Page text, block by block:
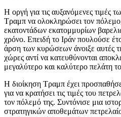
Η οργή για τις αυξανόμενες τιμές
Τραμπ να ολοκληρώσει τον
εκατοντάδων εκατομμυρίων
χρόνο. Επειδή το Ιράν πουλούσε
άρση των κυρώσεων άνοιξε αυτές
χώρες αντί να κατευθύνονται
μεγαλύτερο και καλύτερο πελάτη
Η διοίκηση Τραμπ έχει
για να κρατήσει τις τιμές του
τον πόλεμό της. Συντόνισε μια
στρατηγικών αποθεμάτων